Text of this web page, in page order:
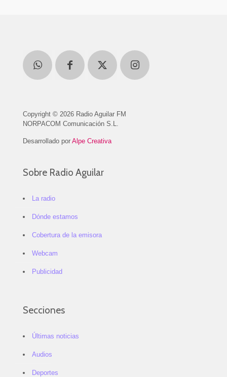
Copyright © 2026 Radio Aguilar FM
NORPACOM Comunicación S.L.
Desarrollado por Alpe Creativa
Sobre Radio Aguilar
La radio
Dónde estamos
Cobertura de la emisora
Webcam
Publicidad
Secciones
Últimas noticias
Audios
Deportes